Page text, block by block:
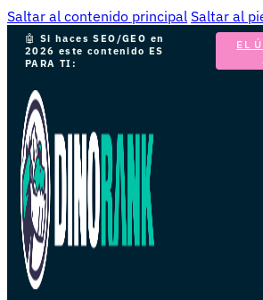
Saltar al contenido principal Saltar al
🤖 Si haces SEO/GEO en
2026 este contenido ES
PARA TI:
EL